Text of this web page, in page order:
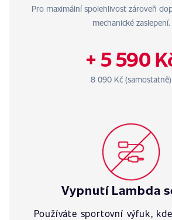
Pro maximální spolehlivost zároveň
mechanické zaslepení.
+ 5 590
8 090 Kč (samostatně)
Vypnutí Lambda
Používáte sportovní výfuk,